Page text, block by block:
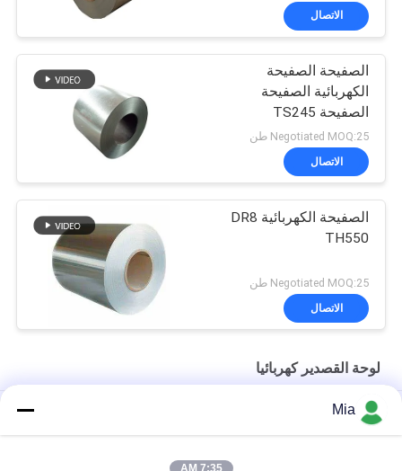
الاتصال
الصفيحة الصفيحة
الكهربائية الصفيحة
الصفيحة TS245
Negotiated MOQ:25 طن
الاتصال
الصفيحة الكهربائية DR8
TH550
Negotiated MOQ:25 طن
الاتصال
لوحة القصدير كهربائيا
Mia
7:35 AM